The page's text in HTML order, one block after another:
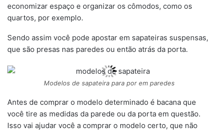
economizar espaço e organizar os cômodos, como os
quartos, por exemplo.
Sendo assim você pode apostar em sapateiras suspensas,
que são presas nas paredes ou então atrás da porta.
Modelos de sapateira para por em paredes
Antes de comprar o modelo determinado é bacana que
você tire as medidas da parede ou da porta em questão.
Isso vai ajudar você a comprar o modelo certo, que não